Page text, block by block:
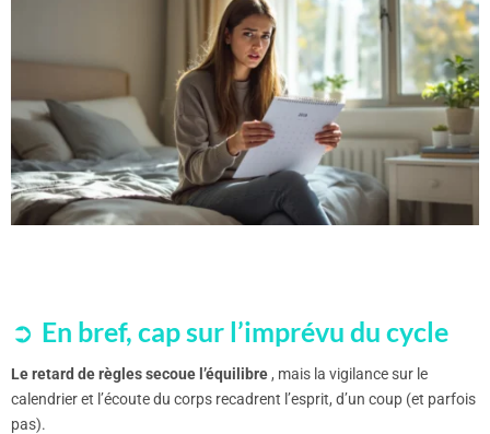
En bref, cap sur l’imprévu du cycle
Le retard de règles secoue l’équilibre , mais la vigilance sur le
calendrier et l’écoute du corps recadrent l’esprit, d’un coup (et parfois
pas).